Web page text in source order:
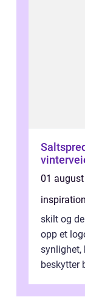
01
inspiration
skilt og
opp et
synlighet,
beskytter